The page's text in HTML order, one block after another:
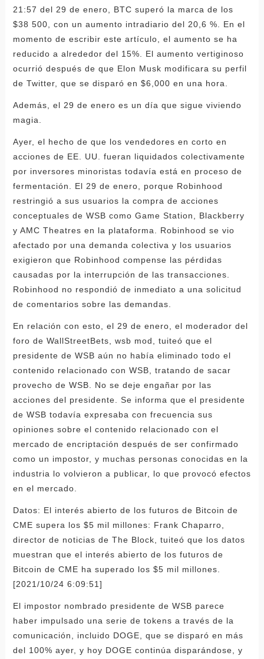
21:57 del 29 de enero, BTC superó la marca de los
$38 500, con un aumento intradiario del 20,6 %. En el
momento de escribir este artículo, el aumento se ha
reducido a alrededor del 15%. El aumento vertiginoso
ocurrió después de que Elon Musk modificara su perfil
de Twitter, que se disparó en $6,000 en una hora.
Además, el 29 de enero es un día que sigue viviendo
magia.
Ayer, el hecho de que los vendedores en corto en
acciones de EE. UU. fueran liquidados colectivamente
por inversores minoristas todavía está en proceso de
fermentación. El 29 de enero, porque Robinhood
restringió a sus usuarios la compra de acciones
conceptuales de WSB como Game Station, Blackberry
y AMC Theatres en la plataforma. Robinhood se vio
afectado por una demanda colectiva y los usuarios
exigieron que Robinhood compense las pérdidas
causadas por la interrupción de las transacciones.
Robinhood no respondió de inmediato a una solicitud
de comentarios sobre las demandas.
En relación con esto, el 29 de enero, el moderador del
foro de WallStreetBets, wsb mod, tuiteó que el
presidente de WSB aún no había eliminado todo el
contenido relacionado con WSB, tratando de sacar
provecho de WSB. No se deje engañar por las
acciones del presidente. Se informa que el presidente
de WSB todavía expresaba con frecuencia sus
opiniones sobre el contenido relacionado con el
mercado de encriptación después de ser confirmado
como un impostor, y muchas personas conocidas en la
industria lo volvieron a publicar, lo que provocó efectos
en el mercado.
Datos: El interés abierto de los futuros de Bitcoin de
CME supera los $5 mil millones: Frank Chaparro,
director de noticias de The Block, tuiteó que los datos
muestran que el interés abierto de los futuros de
Bitcoin de CME ha superado los $5 mil millones.
[2021/10/24 6:09:51]
El impostor nombrado presidente de WSB parece
haber impulsado una serie de tokens a través de la
comunicación, incluido DOGE, que se disparó en más
del 100% ayer, y hoy DOGE continúa disparándose, y